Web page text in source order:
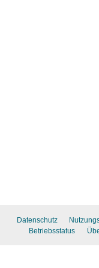
Datenschutz
Betriebsstatus